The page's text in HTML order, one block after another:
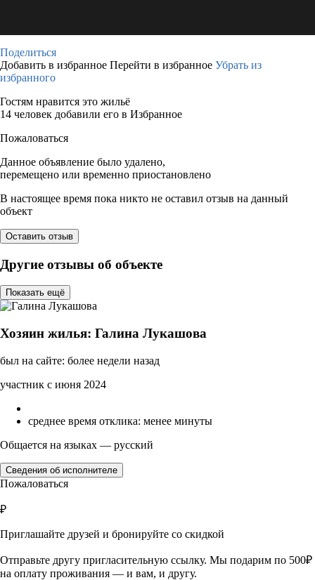
Поделиться
Добавить в избранное Перейти в избранное Убрать из
избранного
Гостям нравится это жильё
14 человек добавили его в Избранное
Пожаловаться
Данное объявление было удалено,
перемещено или временно приостановлено
В настоящее время пока никто не оставил отзыв на данный
объект
Оставить отзыв
Другие отзывы об объекте
Показать ещё
Хозяин жилья: Галина Лукашова
был на сайте: более недели назад
участник с июня 2024
среднее время отклика: менее минуты
Общается на языках — русский
Сведения об исполнителе
Пожаловаться
₽
Приглашайте друзей и бронируйте со скидкой
Отправьте другу пригласительную ссылку. Мы подарим по 500₽
на оплату проживания — и вам, и другу.